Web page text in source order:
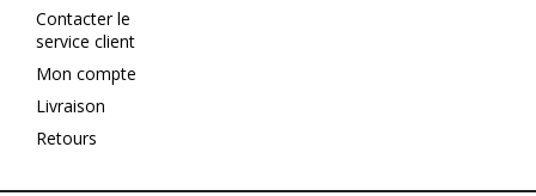
Contacter le
service client
Mon compte
Livraison
Retours